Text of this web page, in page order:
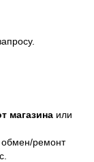
магазина или
ремонт